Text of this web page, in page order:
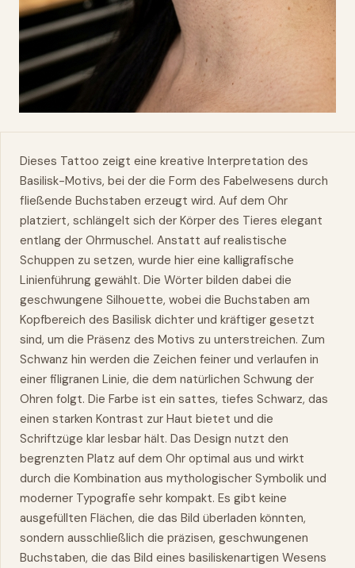
Dieses Tattoo zeigt eine kreative Interpretation des
Basilisk-Motivs, bei der die Form des Fabelwesens durch
fließende Buchstaben erzeugt wird. Auf dem Ohr
platziert, schlängelt sich der Körper des Tieres elegant
entlang der Ohrmuschel. Anstatt auf realistische
Schuppen zu setzen, wurde hier eine kalligrafische
Linienführung gewählt. Die Wörter bilden dabei die
geschwungene Silhouette, wobei die Buchstaben am
Kopfbereich des Basilisk dichter und kräftiger gesetzt
sind, um die Präsenz des Motivs zu unterstreichen. Zum
Schwanz hin werden die Zeichen feiner und verlaufen in
einer filigranen Linie, die dem natürlichen Schwung der
Ohren folgt. Die Farbe ist ein sattes, tiefes Schwarz, das
einen starken Kontrast zur Haut bietet und die
Schriftzüge klar lesbar hält. Das Design nutzt den
begrenzten Platz auf dem Ohr optimal aus und wirkt
durch die Kombination aus mythologischer Symbolik und
moderner Typografie sehr kompakt. Es gibt keine
ausgefüllten Flächen, die das Bild überladen könnten,
sondern ausschließlich die präzisen, geschwungenen
Buchstaben, die das Bild eines basiliskenartigen Wesens